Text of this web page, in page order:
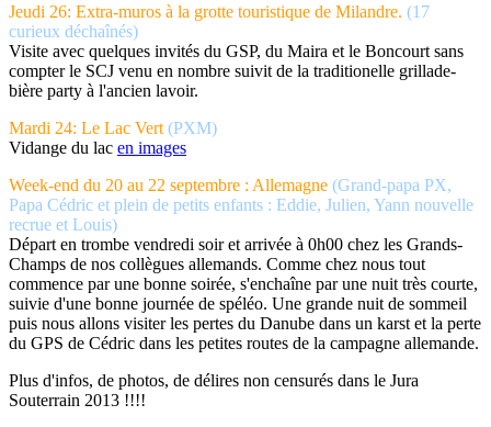
Jeudi 26: Extra-muros à la grotte touristique de Milandre. (17
curieux déchaînés)
Visite avec quelques invités du GSP, du Maira et le Boncourt sans
compter le SCJ venu en nombre suivit de la traditionelle grillade-
bière party à l'ancien lavoir.
Mardi 24: Le Lac Vert (PXM)
Vidange du lac en images
Week-end du 20 au 22 septembre : Allemagne (Grand-papa PX,
Papa Cédric et plein de petits enfants : Eddie, Julien, Yann nouvelle
recrue et Louis)
Départ en trombe vendredi soir et arrivée à 0h00 chez les Grands-
Champs de nos collègues allemands. Comme chez nous tout
commence par une bonne soirée, s'enchaîne par une nuit très courte,
suivie d'une bonne journée de spéléo. Une grande nuit de sommeil
puis nous allons visiter les pertes du Danube dans un karst et la perte
du GPS de Cédric dans les petites routes de la campagne allemande.
Plus d'infos, de photos, de délires non censurés dans le Jura
Souterrain 2013 !!!!